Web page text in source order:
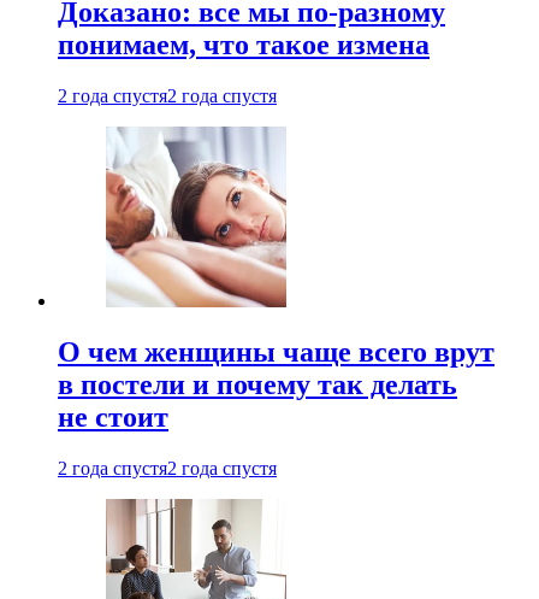
Доказано: все мы по-разному
понимаем, что такое измена
2 года спустя2 года спустя
О чем женщины чаще всего врут
в постели и почему так делать
не стоит
2 года спустя2 года спустя